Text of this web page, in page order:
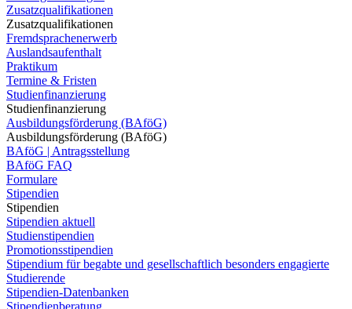
Zusatzqualifikationen
Zusatzqualifikationen
Fremdsprachenerwerb
Auslandsaufenthalt
Praktikum
Termine & Fristen
Studienfinanzierung
Studienfinanzierung
Ausbildungsförderung (BAföG)
Ausbildungsförderung (BAföG)
BAföG | Antragsstellung
BAföG FAQ
Formulare
Stipendien
Stipendien
Stipendien aktuell
Studienstipendien
Promotionsstipendien
Stipendium für begabte und gesellschaftlich besonders engagierte
Studierende
Stipendien-Datenbanken
Stipendienberatung